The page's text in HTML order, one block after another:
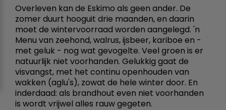
Overleven kan de Eskimo als geen ander. De
zomer duurt hooguit drie maanden, en daarin
moet de wintervoorraad worden aangelegd. 'n
Menu van zeehond, walrus, ijsbeer, kariboe en -
met geluk - nog wat gevogelte. Veel groen is er
natuurlijk niet voorhanden. Gelukkig gaat de
visvangst, met het continu openhouden van
wakken (aglu's), zowat de hele winter door. En
inderdaad: als brandhout even niet voorhanden
is wordt vrijwel alles rauw gegeten.